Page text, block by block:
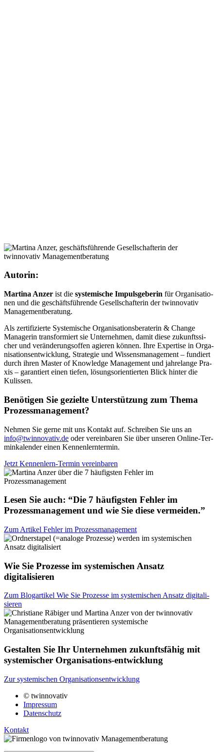
Autorin:
Mar­ti­na Anzer ist die sys­te­mi­sche Impuls­ge­be­rin für Orga­ni­sa­tio­
nen und die geschäfts­füh­ren­de Gesell­schaf­te­rin der twinno­va­tiv
Manage­ment­be­ra­tung.
Als zer­ti­fi­zier­te Sys­te­mi­sche Orga­ni­sa­ti­ons­be­ra­te­rin & Chan­ge
Mana­ge­rin trans­for­miert sie Unter­neh­men, damit die­se zukunfts­si­
cher und ver­än­de­rungs­of­fen agie­ren kön­nen. Ihre Exper­ti­se in Orga­
ni­sa­ti­ons­ent­wick­lung, Stra­te­gie und Wis­sens­ma­nage­ment – fun­diert
durch ihren Mas­ter of Know­ledge Manage­ment und jah­re­lan­ge Pra­
xis – garan­tiert einen tie­fen, lösungs­ori­en­tier­ten Blick hin­ter die
Kulis­sen.
Benötigen Sie gezielte Unterstützung zum Thema
Prozessmanagement?
Neh­men Sie ger­ne mit uns Kon­takt auf. Schrei­ben Sie uns an
info@twinnovativ.de oder ver­ein­ba­ren Sie über unse­ren Online-Ter­
min­ka­len­der einen Ken­nen­lern­ter­min.
Jetzt Ken­nen­lern-Ter­min ver­ein­ba­ren
Lesen Sie auch: “Die 7 häufigsten Fehler im
Prozessmanagement und wie Sie diese vermeiden.”
Zum Arti­kel Feh­ler im Pro­zess­ma­nage­ment
Wie Sie Prozesse im systemischen Ansatz
digitalisieren
Zum Blog­ar­ti­kel Wie Sie Pro­zes­se im sys­te­mi­schen Ansatz digi­ta­li­
sie­ren
Gestalten Sie Ihr Unternehmen zukunftsfähig mit
systemischer Organisations-entwicklung
Zur sys­te­mi­schen Orga­ni­sa­ti­ons­ent­wick­lung
© twinnovativ
Impressum
Datenschutz
Kontakt